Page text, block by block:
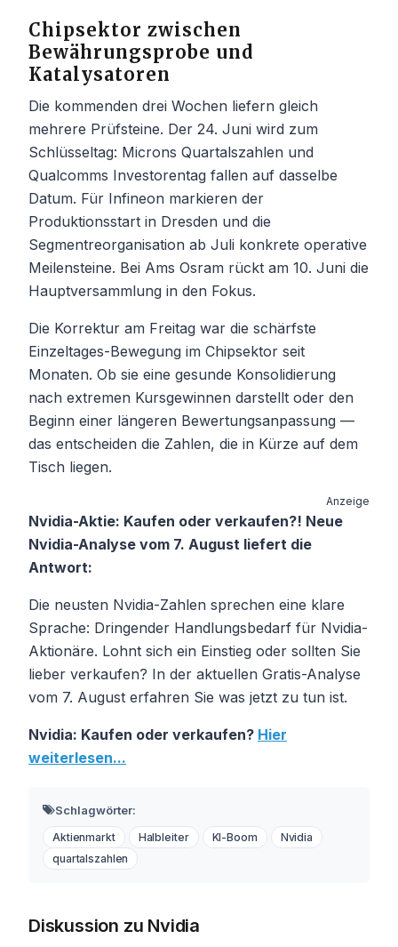
Chipsektor zwischen
Bewährungsprobe und
Katalysatoren
Die kommenden drei Wochen liefern gleich
mehrere Prüfsteine. Der 24. Juni wird zum
Schlüsseltag: Microns Quartalszahlen und
Qualcomms Investorentag fallen auf dasselbe
Datum. Für Infineon markieren der
Produktionsstart in Dresden und die
Segmentreorganisation ab Juli konkrete operative
Meilensteine. Bei Ams Osram rückt am 10. Juni die
Hauptversammlung in den Fokus.
Die Korrektur am Freitag war die schärfste
Einzeltages-Bewegung im Chipsektor seit
Monaten. Ob sie eine gesunde Konsolidierung
nach extremen Kursgewinnen darstellt oder den
Beginn einer längeren Bewertungsanpassung —
das entscheiden die Zahlen, die in Kürze auf dem
Tisch liegen.
Anzeige
Nvidia-Aktie: Kaufen oder verkaufen?! Neue
Nvidia-Analyse vom 7. August liefert die
Antwort:
Die neusten Nvidia-Zahlen sprechen eine klare
Sprache: Dringender Handlungsbedarf für Nvidia-
Aktionäre. Lohnt sich ein Einstieg oder sollten Sie
lieber verkaufen? In der aktuellen Gratis-Analyse
vom 7. August erfahren Sie was jetzt zu tun ist.
Nvidia: Kaufen oder verkaufen? Hier
weiterlesen...
Schlagwörter:
Aktienmarkt Halbleiter KI-Boom
Nvidia
quartalszahlen
Diskussion zu Nvidia